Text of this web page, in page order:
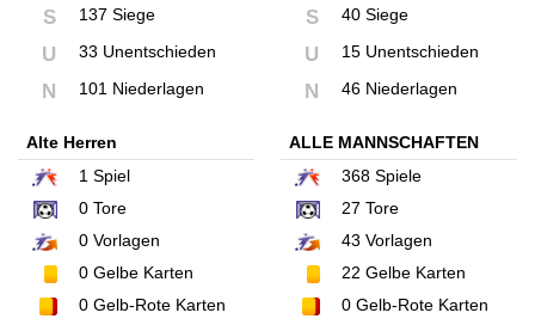
S 137 Siege
U 33 Unentschieden
N 101 Niederlagen
S 40 Siege
U 15 Unentschieden
N 46 Niederlagen
Alte Herren
1 Spiel
0 Tore
0 Vorlagen
0 Gelbe Karten
0 Gelb-Rote Karten
ALLE MANNSCHAFTEN
368Spiele
27 Tore
43 Vorlagen
22 Gelbe Karten
0Gelb-Rote Karten